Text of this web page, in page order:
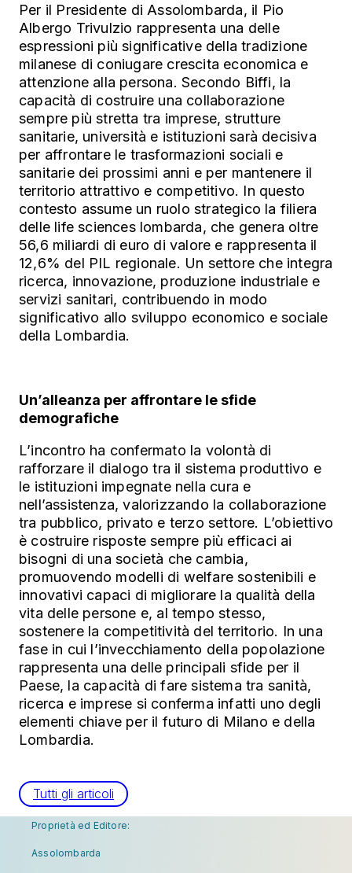
Per il Presidente di Assolombarda, il Pio
Albergo Trivulzio rappresenta una delle
espressioni più significative della tradizione
milanese di coniugare crescita economica e
attenzione alla persona. Secondo Biffi, la
capacità di costruire una collaborazione
sempre più stretta tra imprese, strutture
sanitarie, università e istituzioni sarà decisiva
per affrontare le trasformazioni sociali e
sanitarie dei prossimi anni e per mantenere il
territorio attrattivo e competitivo. In questo
contesto assume un ruolo strategico la filiera
delle life sciences lombarda, che genera oltre
56,6 miliardi di euro di valore e rappresenta il
12,6% del PIL regionale. Un settore che integra
ricerca, innovazione, produzione industriale e
servizi sanitari, contribuendo in modo
significativo allo sviluppo economico e sociale
della Lombardia.
Un’alleanza per affrontare le sfide
demografiche
L’incontro ha confermato la volontà di
rafforzare il dialogo tra il sistema produttivo e
le istituzioni impegnate nella cura e
nell’assistenza, valorizzando la collaborazione
tra pubblico, privato e terzo settore. L’obiettivo
è costruire risposte sempre più efficaci ai
bisogni di una società che cambia,
promuovendo modelli di welfare sostenibili e
innovativi capaci di migliorare la qualità della
vita delle persone e, al tempo stesso,
sostenere la competitività del territorio. In una
fase in cui l’invecchiamento della popolazione
rappresenta una delle principali sfide per il
Paese, la capacità di fare sistema tra sanità,
ricerca e imprese si conferma infatti uno degli
elementi chiave per il futuro di Milano e della
Lombardia.
Tutti gli articoli
Proprietà ed Editore:
Assolombarda